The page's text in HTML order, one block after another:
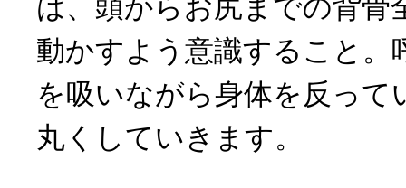
は、頭からお尻までの背骨
動かすよう意識すること。
を吸いながら身体を反って
丸くしていきます。